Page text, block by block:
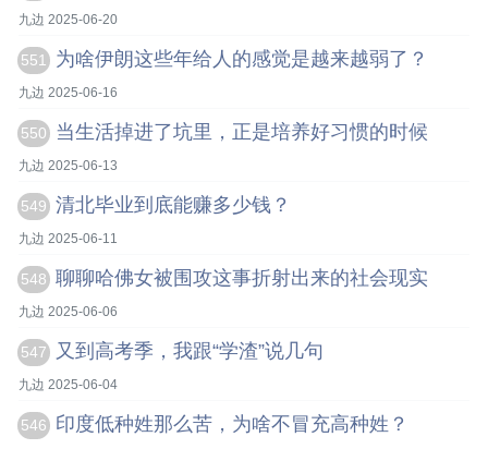
九边 2025-06-20
551 为啥伊朗这些年给人的感觉是越来越弱了？
九边 2025-06-16
550 当生活掉进了坑里，正是培养好习惯的时候
九边 2025-06-13
549 清北毕业到底能赚多少钱？
九边 2025-06-11
548 聊聊哈佛女被围攻这事折射出来的社会现实
九边 2025-06-06
547 又到高考季，我跟“学渣”说几句
九边 2025-06-04
546 印度低种姓那么苦，为啥不冒充高种姓？